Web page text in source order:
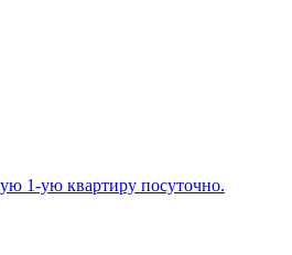
1-ую квартиру посуточно.